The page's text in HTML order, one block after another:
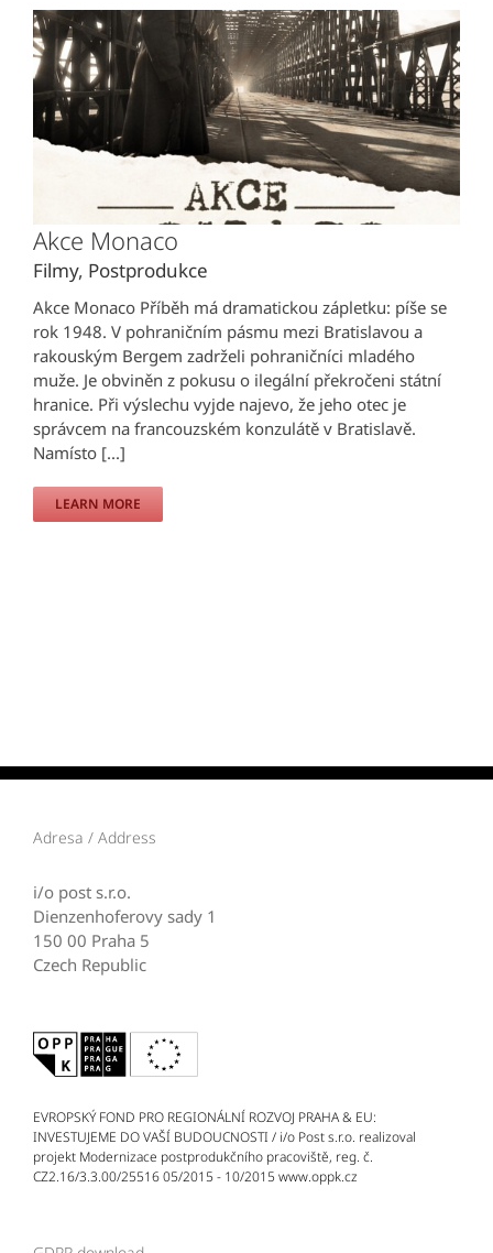
Akce Monaco
Filmy, Postprodukce
Akce Monaco Příběh má dramatickou zápletku: píše se
rok 1948. V pohraničním pásmu mezi Bratislavou a
rakouským Bergem zadrželi pohraničníci mladého
muže. Je obviněn z pokusu o ilegální překročeni státní
hranice. Při výslechu vyjde najevo, že jeho otec je
správcem na francouzském konzulátě v Bratislavě.
Namísto [...]
LEARN MORE
Adresa / Address
i/o post s.r.o.
Dienzenhoferovy sady 1
150 00 Praha 5
Czech Republic
EVROPSKÝ FOND PRO REGIONÁLNÍ ROZVOJ PRAHA & EU:
INVESTUJEME DO VAŠÍ BUDOUCNOSTI / i/o Post s.r.o. realizoval
projekt Modernizace postprodukčního pracoviště, reg. č.
CZ2.16/3.3.00/25516 05/2015 - 10/2015 www.oppk.cz